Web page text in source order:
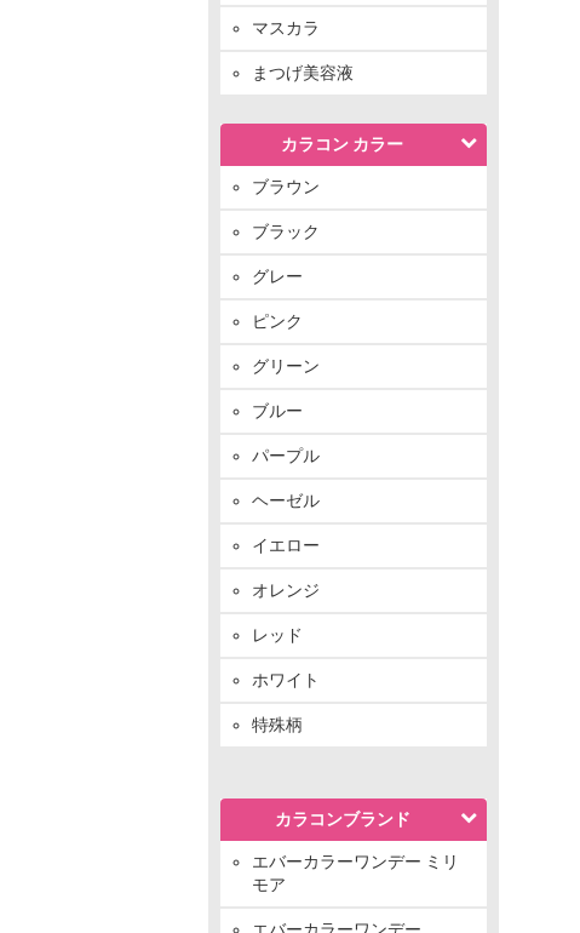
マスカラ
まつげ美容液
カラコン カラー
ブラウン
ブラック
グレー
ピンク
グリーン
ブルー
パープル
ヘーゼル
イエロー
オレンジ
レッド
ホワイト
特殊柄
カラコンブランド
エバーカラーワンデー ミリ
モア
エバーカラーワンデー